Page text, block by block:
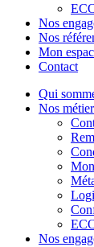
Nos
Nos
Mon
Contact
Qui
Nos
Nos